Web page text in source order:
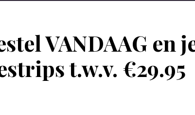
VANDAAG en
t.w.v. €29.95